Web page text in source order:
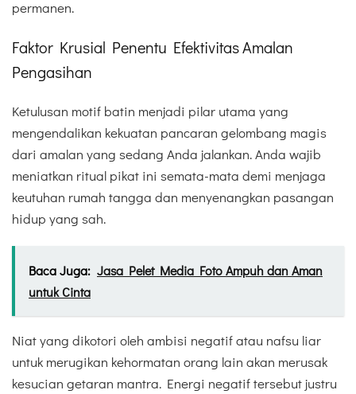
permanen.
Faktor Krusial Penentu Efektivitas Amalan
Pengasihan
Ketulusan motif batin menjadi pilar utama yang
mengendalikan kekuatan pancaran gelombang magis
dari amalan yang sedang Anda jalankan. Anda wajib
meniatkan ritual pikat ini semata-mata demi menjaga
keutuhan rumah tangga dan menyenangkan pasangan
hidup yang sah.
Baca Juga: Jasa Pelet Media Foto Ampuh dan Aman
untuk Cinta
Niat yang dikotori oleh ambisi negatif atau nafsu liar
untuk merugikan kehormatan orang lain akan merusak
kesucian getaran mantra. Energi negatif tersebut justru